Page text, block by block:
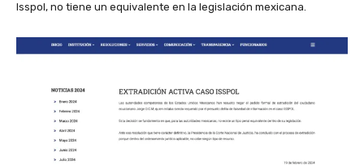
Isspol, no tiene un equivalente en la legislación mexicana.